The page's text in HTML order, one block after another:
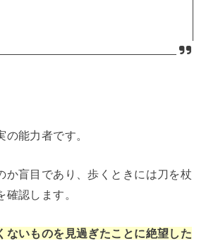
能力者です。
か盲目であり、歩くときには刀を杖
認します。
ないものを見過ぎたことに絶望した